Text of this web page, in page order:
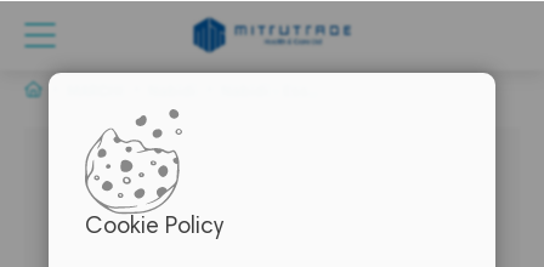
Cookie Policy